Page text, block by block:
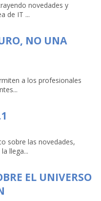
novedades y
de IT ...
NO UNA
a los profesionales
sobre las novedades,
llega...
EL UNIVERSO